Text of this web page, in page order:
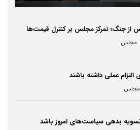
از جنگ؛ تمرکز مجلس بر کنترل قیمت‌ها
مجلس
التزام عملی داشته باشند
مجلس
بدهی سیاست‌های امروز باشد